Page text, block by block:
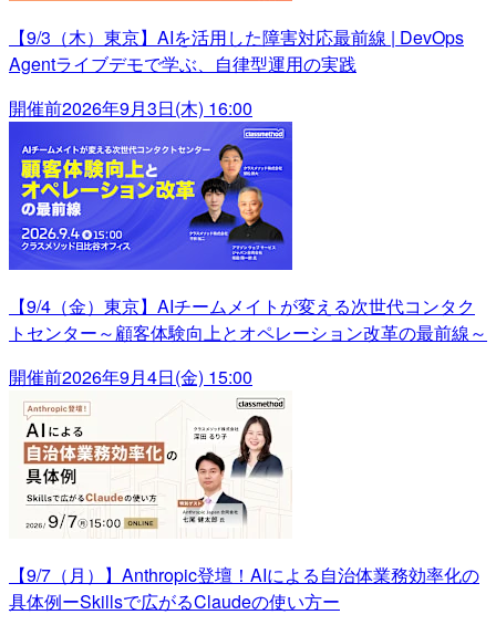
【9/3（木）東京】AIを活用した障害対応最前線 | DevOps
Agentライブデモで学ぶ、自律型運用の実践
開催前2026年9月3日(木) 16:00
【9/4（金）東京】AIチームメイトが変える次世代コンタク
トセンター～顧客体験向上とオペレーション改革の最前線～
開催前2026年9月4日(金) 15:00
【9/7（月）】Anthropic登壇！AIによる自治体業務効率化の
具体例ーSkillsで広がるClaudeの使い方ー